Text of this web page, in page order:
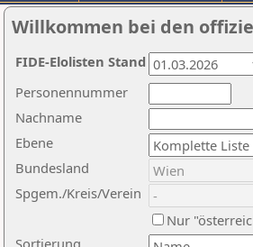
Willkommen bei den
Nachname
Ebene
Sortierung
Personennummer
Bundesland
Spgem./Kreis/Verein
Nur
FIDE-Elolisten Stand